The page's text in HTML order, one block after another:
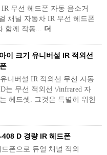
무선 헤드폰 자동 음소거
채널 자동차 IR 무선 헤드폰
함께 작동... 더
이 크기 유니버설 IR 적외선
니버설 IR 적외선 무선 자동
는 무선 적외선 \/infrared 자
헤드셋. 그것은 특별히 위한
D 경량 IR 헤드폰
폰으로 듀얼 채널 적외